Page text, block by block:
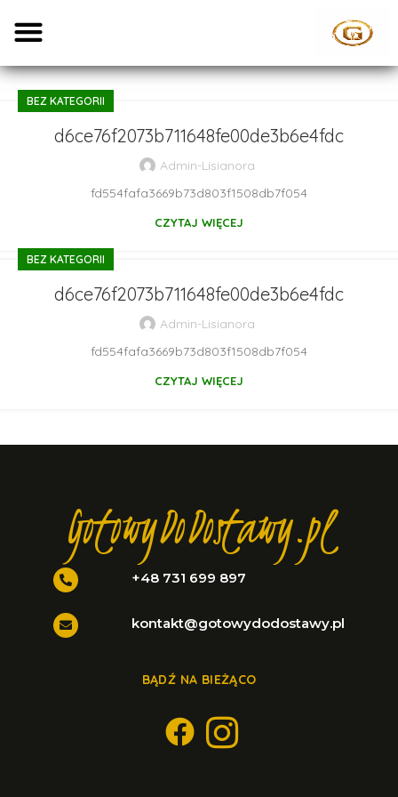
BEZ KATEGORII
d6ce76f2073b711648fe00de3b6e4fdc
Admin-Lisianora
fd554fafa3669b73d803f1508db7f054
CZYTAJ WIĘCEJ
BEZ KATEGORII
d6ce76f2073b711648fe00de3b6e4fdc
Admin-Lisianora
fd554fafa3669b73d803f1508db7f054
CZYTAJ WIĘCEJ
GotowyDoDostawy.pl
+48 731 699 897
kontakt@gotowydodostawy.pl
BĄDŹ NA BIEŻĄCO